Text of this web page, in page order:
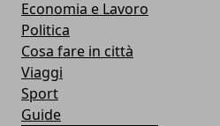
Economia e Lavoro
Politica
Cosa fare in città
Viaggi
Sport
Guide